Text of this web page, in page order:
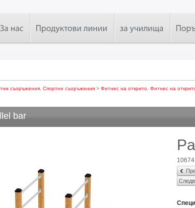
съоръжения Спортни съоръжения > Фитнес на открито Фитнес на
bar
10674